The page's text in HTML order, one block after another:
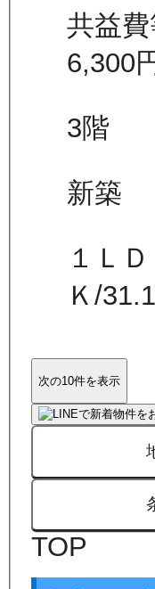
共益
6,300
3階
新築
１ＬＤ
Ｋ/
次の10件を表示
TOP